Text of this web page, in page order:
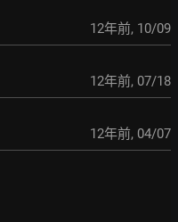
12年前, 10/09
12年前, 07/18
12年前, 04/07